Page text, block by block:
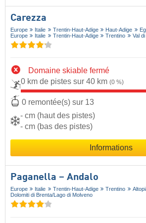
Carezza
Europe Italie Trentin-Haut-Adige Haut-Adige
Europe
Italie Trentin-Haut-Adige Trentino Val
Domaine skiable fermé
0 km de pistes sur 40 km (0 %)
0 remontée(s) sur 13
- cm (haut des pistes)
- cm (bas des pistes)
Informations
Paganella – Andalo
Europe Italie Trentin-Haut-Adige Trentino
Dolomiti di Brenta/​Lago di Molveno